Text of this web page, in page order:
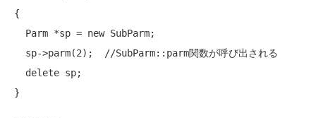
{
  Parm *sp =
new SubParm;
  sp->parm(2);
//SubParm::parm関数が呼び出される
delete sp;